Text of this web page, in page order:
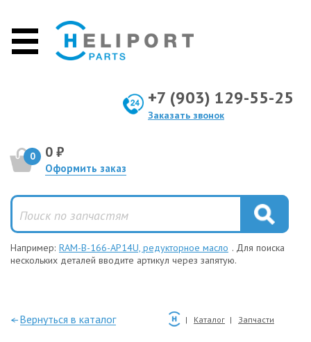
+7 (903) 129-55-25
Заказать звонок
0 0 ₽
Оформить заказ
Например: RAM-B-166-AP14U, редукторное масло . Для поиска
нескольких деталей вводите артикул через запятую.
—Вернуться в каталог Каталог Запчасти